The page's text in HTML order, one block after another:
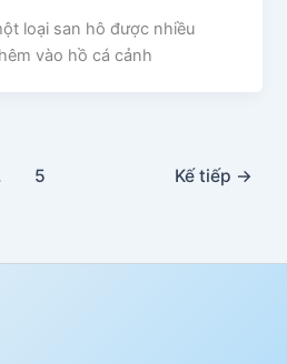
loại san hô được nhiều
vào hồ cá cảnh
5 Kế tiếp →